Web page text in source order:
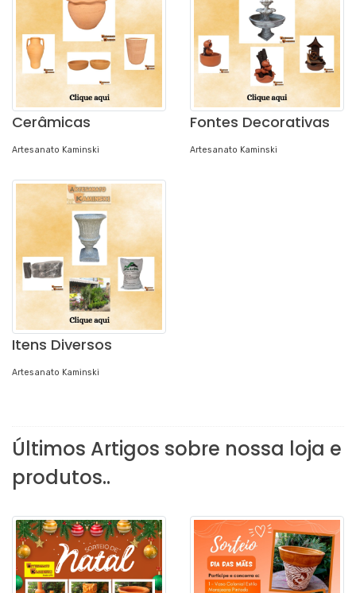
Cerâmicas
Artesanato Kaminski
Fontes Decorativas
Artesanato Kaminski
Itens Diversos
Artesanato Kaminski
Últimos Artigos sobre nossa loja e
produtos..